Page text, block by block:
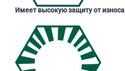
Имеет высокую защиту от износа